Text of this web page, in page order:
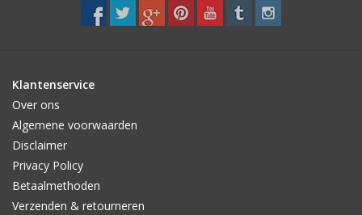
"Clear grip for your shred stick"
plek opnieuw grippen.
Geschikt voor alle soorten decks van skate tot downhill boards.
Lucid komt in 2 componenten en heeft een droogtijd van 30 tot
40 minuten.
Klantenservice
Over ons
Algemene voorwaarden
Disclaimer
Privacy Policy
Betaalmethoden
Verzenden & retourneren